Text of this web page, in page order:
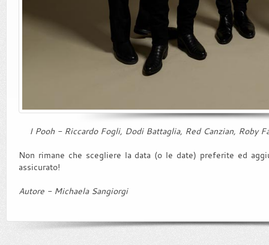
I Pooh - Riccardo Fogli, Dodi Battaglia, Red Canzian, Roby
Non rimane che scegliere la data (o le date) preferite ed
assicurato!
Autore - Michaela Sangiorgi